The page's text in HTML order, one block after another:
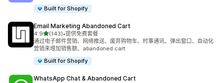
Built for Shopify
Email Marketing Abandoned Cart
4.9星（满分 5 星）
(143)
总共 143 条评论
•提供免费套餐
通过电子邮件营销、网络推送、废弃购物车、时事通讯、弹出窗口、自动化
营销来增加销售额、abandoned cart
Built for Shopify
WhatsApp Chat & Abandoned Cart